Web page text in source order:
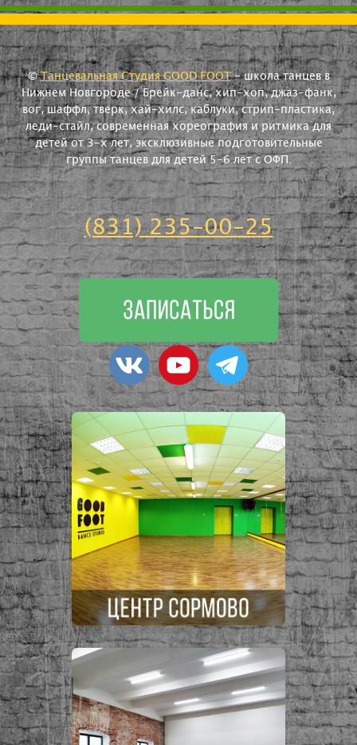
©Танцевальная Студия GOOD FOOT- школа танцев в
Нижнем Новгороде / Брейк-данс, хип-хоп, джаз-фанк,
вог, шаффл, тверк, хай-хилс, каблуки, стрип-пластика,
леди-стайл, современная хореография и ритмика для
детей от 3-х лет, эксклюзивные подготовительные
группы танцев для детей 5-6 лет с ОФП.
(831) 235-00-25